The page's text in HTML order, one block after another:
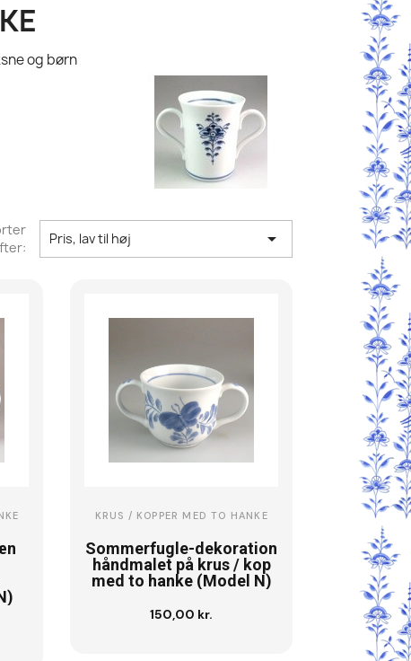
og børn
Pris, lav til høj 
KRUS / KOPPER MED TO HANKE
Sommerfugle-dekoration
håndmalet på krus / kop
med to hanke (Model N)
150,00 kr.
Se vare